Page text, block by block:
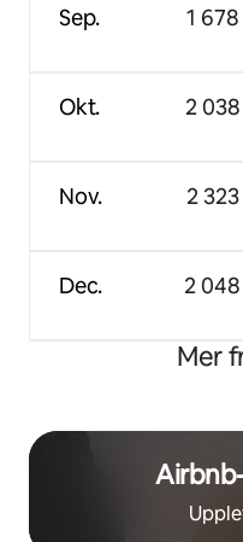
Sep.
Okt.
Nov.
Dec.
1
2
2
2
Mer